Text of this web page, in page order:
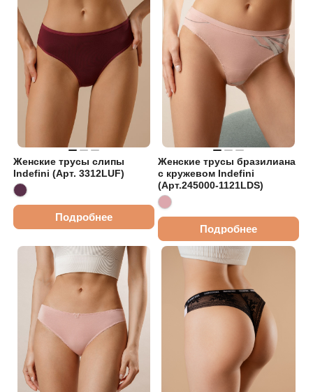
Женские трусы слипы
Indefini (Арт. 3312LUF)
Подробнее
Женские трусы бразилиана
с кружевом Indefini
(Арт.245000-1121LDS)
Подробнее